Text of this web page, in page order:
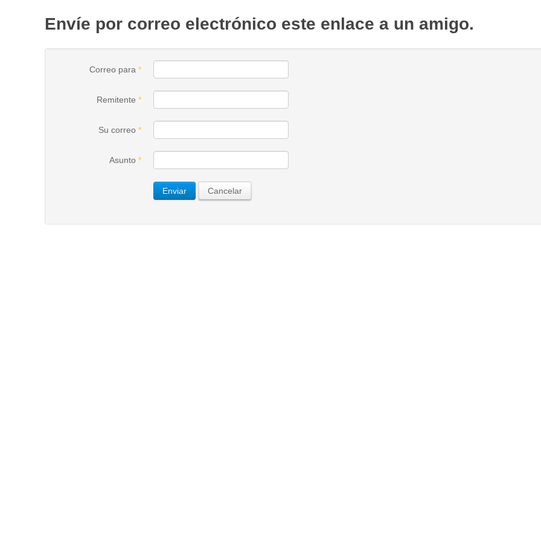
Envíe por correo electrónico este enlace a un amigo.
Correo para *
Remitente *
Su correo *
Asunto *
Enviar Cancelar